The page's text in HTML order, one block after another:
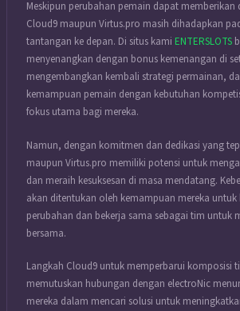
Meskipun perubahan pemain dapat
Cloud9 maupun Virtus.pro masih dihadapkan
tantangan ke depan. Di situs kami ENTERSLOTS
menyenangkan dengan bonus kemenangan di
mengembangkan kembali strategi permainan,
kemampuan pemain dengan kebutuhan
fokus utama bagi mereka.
Namun, dengan komitmen dan dedikasi yang
maupun Virtus.pro memiliki potensi untuk
dan meraih kesuksesan di masa mendatang.
akan ditentukan oleh kemampuan mereka untuk
perubahan dan bekerja sama sebagai tim untuk
bersama.
Langkah Cloud9 untuk memperbarui komposisi
memutuskan hubungan dengan electroNic
mereka dalam mencari solusi untuk